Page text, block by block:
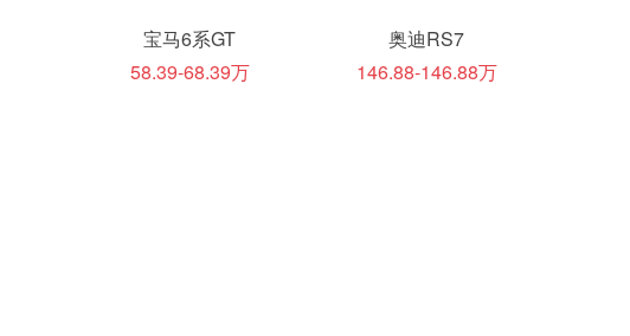
宝马6系GT
58.39-68.39万
奥迪RS7
146.88-146.88万